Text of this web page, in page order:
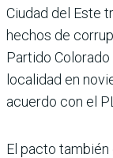
Ciudad del Este
hechos de
Partido
localidad en
acuerdo con el
El pacto